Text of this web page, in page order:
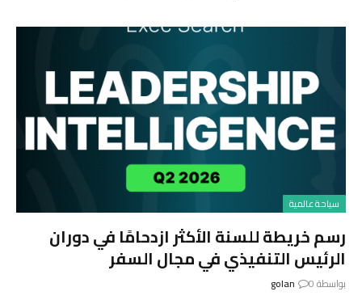
سياحة عالمية
رسم خريطة للسنة الأكثر ازدحامًا في دوران
الرئيس التنفيذي في مجال السفر
بواسطة golan 0